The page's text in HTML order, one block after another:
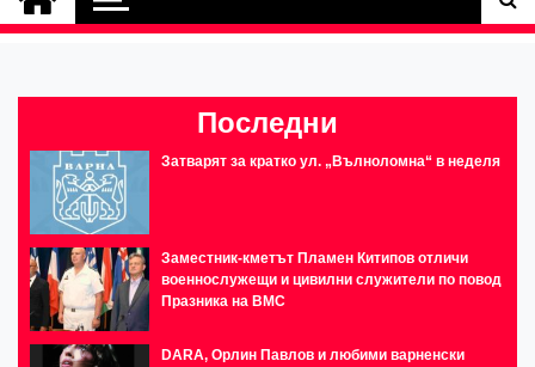
Последни
Затварят за кратко ул. „Вълноломна“ в неделя
Заместник-кметът Пламен Китипов отличи
военнослужещи и цивилни служители по повод
Празника на ВМС
DARA, Орлин Павлов и любими варненски